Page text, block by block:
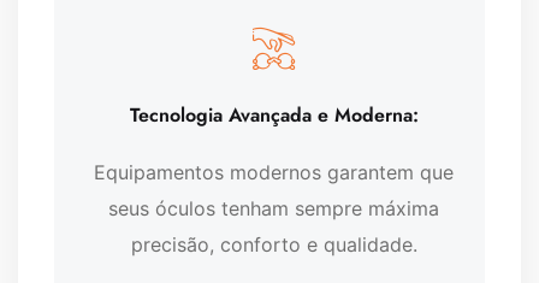
Tecnologia Avançada e Moderna:
Equipamentos modernos garantem que
seus óculos tenham sempre máxima
precisão, conforto e qualidade.